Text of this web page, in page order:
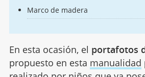
Marco de madera
En esta ocasión, el portafotos
propuesto en esta manualidad